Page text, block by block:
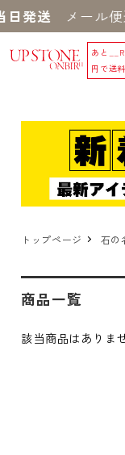
発送メール便送
あと
円で送
トップページ 石の
商品一覧
該当商品はありま